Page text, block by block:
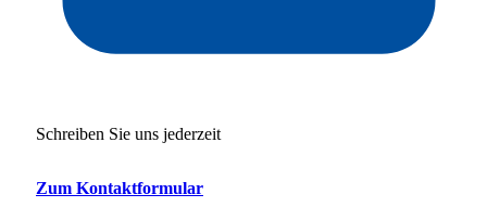
Schreiben Sie uns jederzeit
Zum Kontaktformular